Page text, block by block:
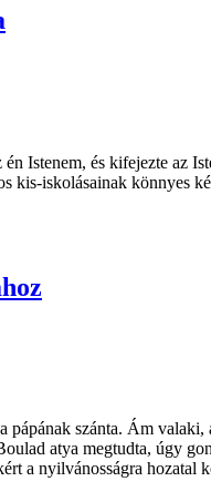
Istenem, és kifejezte az
iskolásainak könnyes
szánta. Ám
atya megtudta, úgy
a nyilvánosságra hozatal